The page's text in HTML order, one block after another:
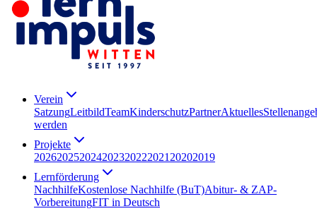
Verein
SatzungLeitbildTeamKinderschutzPartnerAktuelles
werden
Projekte
202620252024202320222021 20202019
Lernförderung
NachhilfeKostenlose Nachhilfe (BuT)Abitur- & ZAP-
VorbereitungFIT in Deutsch